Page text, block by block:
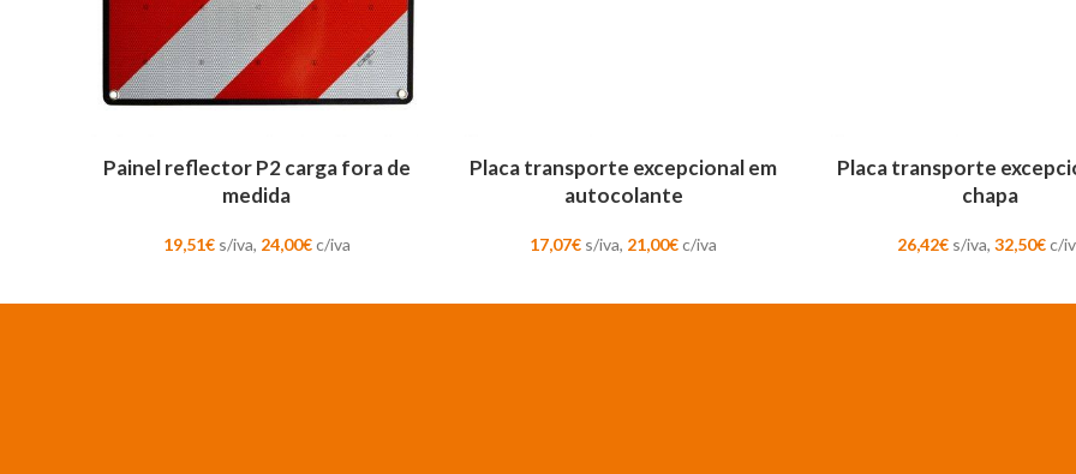
Painel reflector P2 carga fora de
medida
19,51€ s/iva, 24,00€c/iva
Placa transporte excepcional em
autocolante
17,07€ s/iva, 21,00€c/iva
Placa transporte
chapa
26,42€ s/iva, 32,50€c/